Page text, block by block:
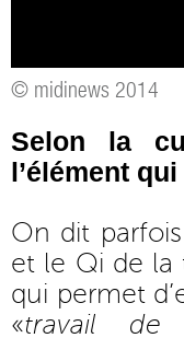
© midinews 2014
Selon la
l’élément
On dit
et le Qi de la
qui permet
«travail de